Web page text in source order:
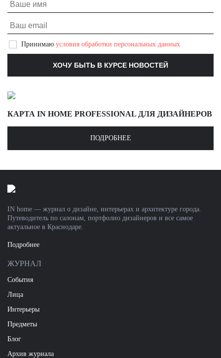
Принимаю условия обработки персональных данных
КАРТА IN HOME PROFESSIONAL ДЛЯ ДИЗАЙНЕРОВ
ПОДРОБНЕЕ
IN home — журнал о дизайне, интерьерах и архитектуре города.
Путеводитель по салонам, портфолио дизайнеров и все самое
актуальное в Краснодаре.
Подробнее
ЖУРНАЛ
События
Лица
Интерьеры
Предметы
Блог
Архив журнала